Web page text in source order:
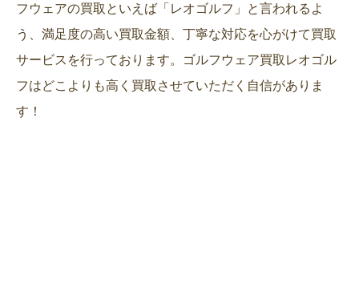
フウェアの買取といえば「レオゴルフ」と言われるよ
う、満足度の高い買取金額、丁寧な対応を心がけて買取
サービスを行っております。ゴルフウェア買取レオゴル
フはどこよりも高く買取させていただく自信がありま
す！